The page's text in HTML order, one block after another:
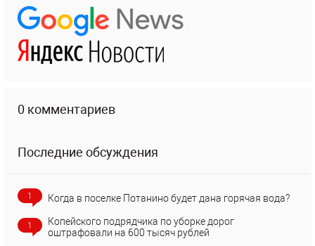
0 комментариев
Последние обсуждения
1 Когда в поселке Потанино будет дана горячая вода?
1
Копейского подрядчика по уборке дорог
оштрафовали на 600 тысяч рублей